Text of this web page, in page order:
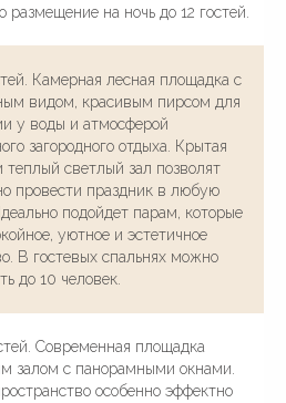
размещение на ночь до 12 гостей.
Камерная лесная площадка с
видом, красивым пирсом для
у воды и атмосферой
загородного отдыха. Крытая
теплый светлый зал позволят
провести праздник в любую
подойдет парам, которые
уютное и эстетичное
В гостевых спальнях можно
до 10 человек.
Современная площадка
залом с панорамными окнами.
особенно эффектно